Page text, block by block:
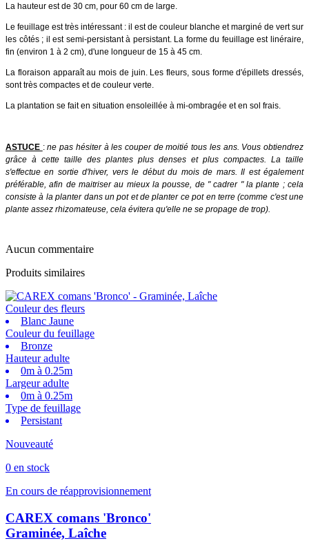
La hauteur est de 30 cm, pour 60 cm de large.
Le feuillage est très intéressant : il est de couleur blanche et marginé de vert sur
les côtés ; il est semi-persistant à persistant. La forme du feuillage est linéraire,
fin (environ 1 à 2 cm), d'une longueur de 15 à 45 cm.
La floraison apparaît au mois de juin. Les fleurs, sous forme d'épillets dressés,
sont très compactes et de couleur verte.
La plantation se fait en situation ensoleillée à mi-ombragée et en sol frais.
ASTUCE :ne pas hésiter à les couper de moitié tous les ans. Vous obtiendrez
grâce à cette taille des plantes plus denses et plus compactes. La taille
s'effectue en sortie d'hiver, vers le début du mois de mars. Il est également
préférable, afin de maitriser au mieux la pousse, de " cadrer " la plante ; cela
consiste à la planter dans un pot et de planter ce pot en terre (comme c'est une
plante assez rhizomateuse, cela évitera qu'elle ne se propage de trop).
Aucun commentaire
Produits similaires
Couleur des fleurs
Blanc Jaune
Couleur du feuillage
Bronze
Hauteur adulte
0m à 0.25m
Largeur adulte
0m à 0.25m
Type de feuillage
Persistant
Nouveauté
0 en stock
En cours de réapprovisionnement
CAREX comans 'Bronco'
Graminée, Laîche